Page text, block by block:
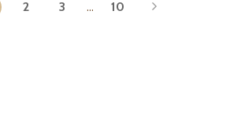
2 3 … 10